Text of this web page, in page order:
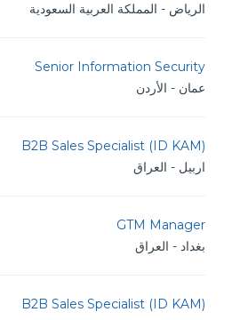
الرياض - المملكة العربية السعودية
Senior Information Security
عمان - الأردن
B2B Sales Specialist (ID KAM)
اربيل - العراق
GTM Manager
بغداد - العراق
B2B Sales Specialist (ID KAM)